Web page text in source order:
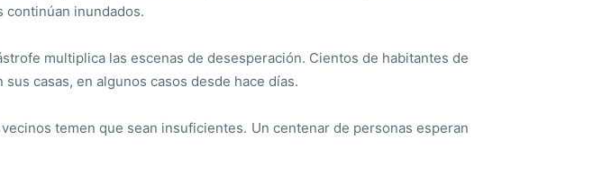
continúan inundados.
multiplica las escenas de desesperación. Cientos de habitantes de
casas, en algunos casos desde hace días.
temen que sean insuficientes. Un centenar de personas esperan